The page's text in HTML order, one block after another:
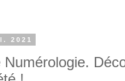
2021
Numérologie.